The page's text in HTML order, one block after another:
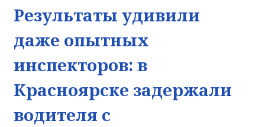
Результаты удивили
даже опытных
инспекторов: в
Красноярске задержали
водителя с